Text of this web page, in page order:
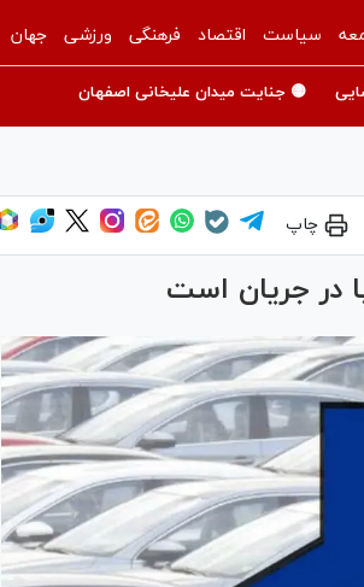
سیاست اقتصاد فرهنگی ورزشی جهان
🟡 جنایت میدان علیخانی اصفهان
چاپ
در جریان است